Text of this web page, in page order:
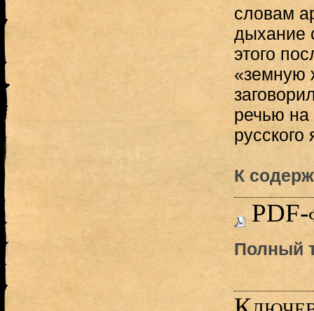
словам
дыхание
этого
«земную
речью на
К
PDF-
Полный